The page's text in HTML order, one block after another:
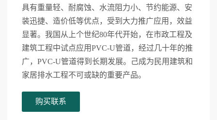
具有重量轻、耐腐蚀、水流阻力小、节约能源、安
装迅捷、造价低等优点，受到大力推广应用，效益
显著。我国从上个世纪80年代开始，在市政工程及
建筑工程中试点应用PVC-U管道，经过几十年的推
广，PVC-U管道得到长期发展。己成为民用建筑和
家居排水工程不可或缺的重要产品。
购买联系